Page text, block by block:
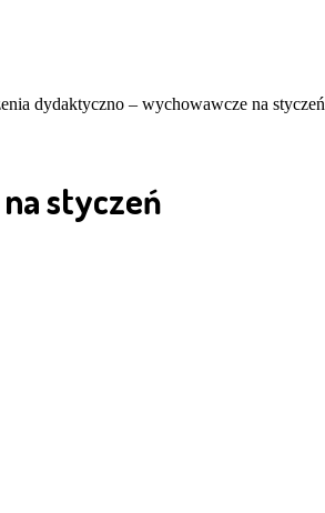
dydaktyczno – wychowawcze na styczeń
styczeń